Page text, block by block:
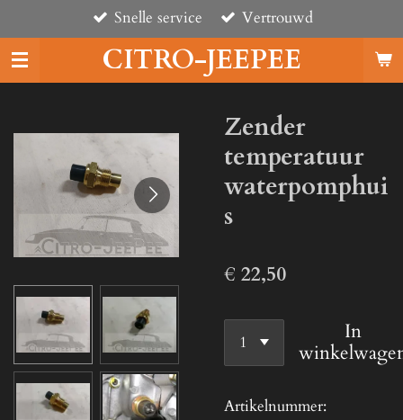
direct
naar
de
CITRO-JEEPEE
Snelle service Vertrouwd
Zender
temperatuur
waterpomphui
s
€ 22,50
In
Artikelnummer: